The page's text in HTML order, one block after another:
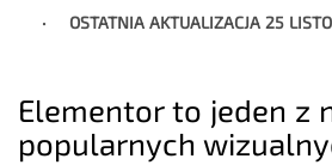
OSTATNIA AKTUALIZACJA 25
Elementor to jeden z
popularnych